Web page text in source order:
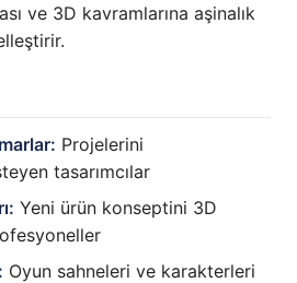
ve 3D kavramlarına aşinalık
Projelerini
tasarımcılar
Yeni ürün konseptini 3D
Oyun sahneleri ve karakterleri